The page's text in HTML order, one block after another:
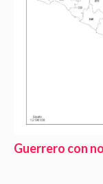
Guerrero con